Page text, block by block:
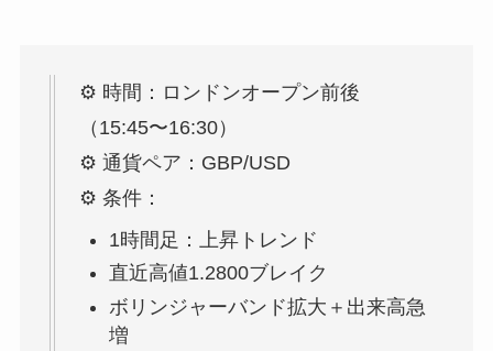
⚙️ 時間：ロンドンオープン前後
（15:45〜16:30）
⚙️ 通貨ペア：GBP/USD
⚙️ 条件：
1時間足：上昇トレンド
直近高値1.2800ブレイク
ボリンジャーバンド拡大＋出来高急
増